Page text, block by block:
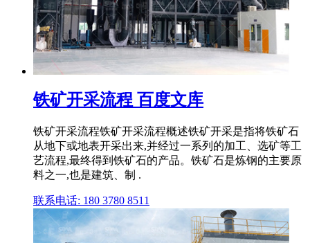
铁矿开采流程 百度文库
铁矿开采流程铁矿开采流程概述铁矿开采是指将铁矿石
从地下或地表开采出来,并经过一系列的加工、选矿等工
艺流程,最终得到铁矿石的产品。铁矿石是炼钢的主要原
料之一,也是建筑、制 .
联系电话: 180 3780 8511